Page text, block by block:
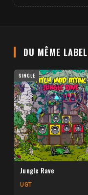
DU MÊME LABEL
SINGLE
Jungle Rave
UGT